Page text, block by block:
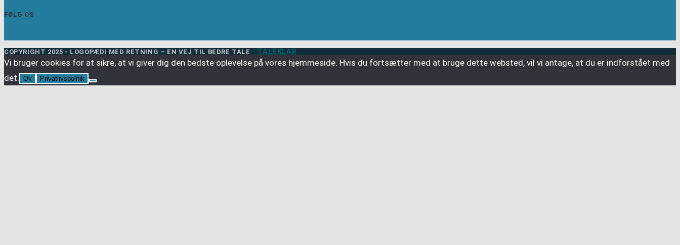
FØLG OS
COPYRIGHT 2025 - LOGOPÆDI MED RETNING – EN VEJ TIL BEDRE TALE - TALEKLAR
Vi bruger cookies for at sikre, at vi giver dig den bedste oplevelse på vores hjemmeside. Hvis du fortsætter med at bruge dette websted, vil vi antage, at du er indforstået med
det. Ok Privatlivspolitik